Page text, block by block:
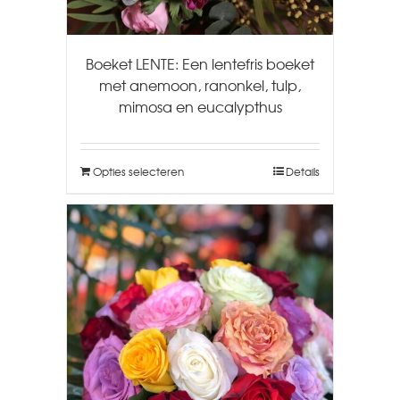
Boeket LENTE: Een lentefris boeket
met anemoon, ranonkel, tulp,
mimosa en eucalypthus
Opties selecteren Details